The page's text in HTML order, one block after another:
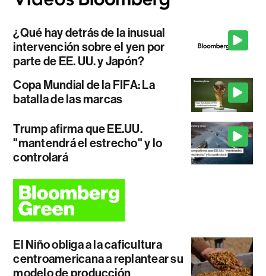
¿Qué hay detrás de la inusual
intervención sobre el yen por
parte de EE. UU. y Japón?
Copa Mundial de la FIFA: La
batalla de las marcas
Trump afirma que EE.UU.
"mantendrá el estrecho" y lo
controlará
El Niño obliga a la caficultura
centroamericana a replantear su
modelo de producción